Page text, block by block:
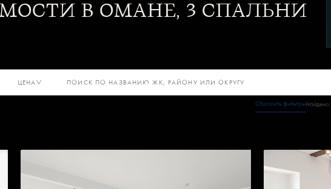
В ОМАНЕ, 3 СПАЛЬНИ
ЦЕНА
Сбросить фильтрыНайдено: